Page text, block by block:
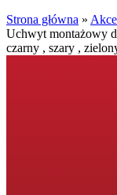
Strona główna »
Uchwyt montażowy
czarny , szary ,